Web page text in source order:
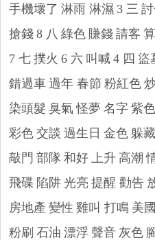
手機壞了 淋雨 淋濕 3 三
搶錢 8 八 綠色 賺錢 請客
7 七 撲火 6 六 叫喊 4 四 盜
錯過車 過年 春節 粉紅色
染頭髮 臭氣 怪夢 名字 紫色
彩色 交談 過生日 金色 躲藏
敲門 部隊 和好 上升 高潮
飛碟 陷阱 光亮 提醒 勸告
房地產 變性 雞叫 打鳴 美國
粉刷 石油 漂浮 聲音 灰色